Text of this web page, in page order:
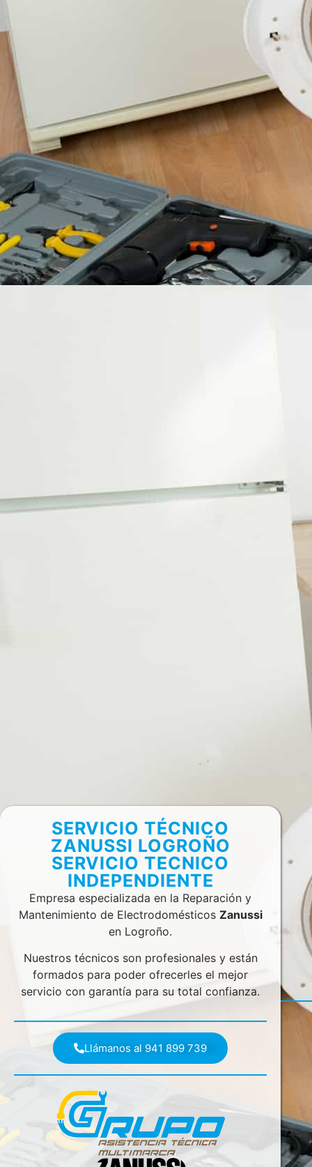
SERVICIO TÉCNICO
ZANUSSI LOGROÑO
SERVICIO TECNICO
INDEPENDIENTE
Empresa especializada en la Reparación y
Mantenimiento de Electrodomésticos Zanussi
en Logroño.
Nuestros técnicos son profesionales y están
formados para poder ofrecerles el mejor
servicio con garantía para su total confianza.
Llámanos al 941 899 739